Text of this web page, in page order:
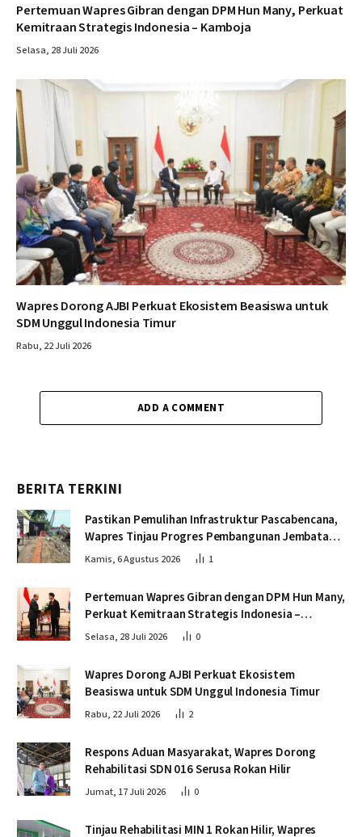
Pertemuan Wapres Gibran dengan DPM Hun Many, Perkuat
Kemitraan Strategis Indonesia – Kamboja
Selasa, 28 Juli 2026
Wapres Dorong AJBI Perkuat Ekosistem Beasiswa untuk
SDM Unggul Indonesia Timur
Rabu, 22 Juli 2026
ADD A COMMENT
BERITA TERKINI
Pastikan Pemulihan Infrastruktur Pascabencana,
Wapres Tinjau Progres Pembangunan Jembatan
Krueng Tingkeum Bireuen
Kamis, 6 Agustus 2026 1
Pertemuan Wapres Gibran dengan DPM Hun Many,
Perkuat Kemitraan Strategis Indonesia –
Kamboja
Selasa, 28 Juli 2026 0
Wapres Dorong AJBI Perkuat Ekosistem
Beasiswa untuk SDM Unggul Indonesia Timur
Rabu, 22 Juli 2026 2
Respons Aduan Masyarakat, Wapres Dorong
Rehabilitasi SDN 016 Serusa Rokan Hilir
Jumat, 17 Juli 2026 0
Tinjau Rehabilitasi MIN 1 Rokan Hilir, Wapres